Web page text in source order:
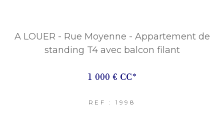
A LOUER - Rue Moyenne - Appartement de
standing T4 avec balcon filant
1 000 € CC*
REF : 1998